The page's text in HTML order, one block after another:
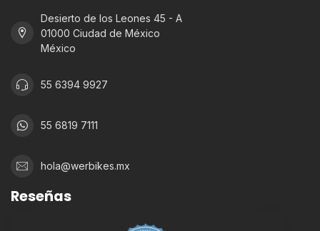
Desierto de los Leones 45 - A
01000 Ciudad de México
México
55 6394 9927
55 6819 7111
hola@werbikes.mx
Reseñas